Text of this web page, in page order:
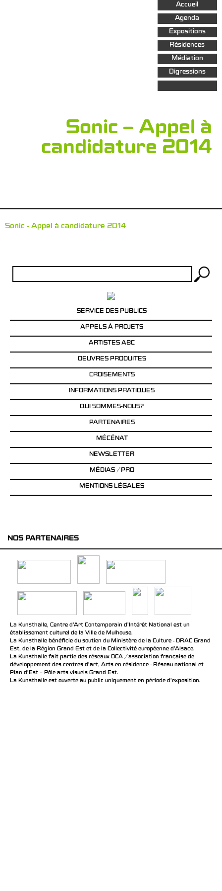
Aller au
contenu
principal
Accueil
Agenda
Expositions
Résidences
Médiation
Digressions
Sonic – Appel à
candidature 2014
Sonic - Appel à candidature 2014
SERVICE DES PUBLICS
APPELS À PROJETS
ARTISTES ABC
OEUVRES PRODUITES
CROISEMENTS
INFORMATIONS PRATIQUES
QUI SOMMES-NOUS?
PARTENAIRES
MÉCÉNAT
NEWSLETTER
MÉDIAS / PRO
MENTIONS LÉGALES
NOS PARTENAIRES
La Kunsthalle, Centre d’Art Contemporain d’Intérêt National est un
établissement culturel de la Ville de Mulhouse.
La Kunsthalle bénéficie du soutien du Ministère de la Culture - DRAC Grand
Est, de la Région Grand Est et de la Collectivité européenne d’Alsace.
La Kunsthalle fait partie des réseaux DCA / association française de
développement des centres d'art, Arts en résidence - Réseau national et
Plan d’Est – Pôle arts visuels Grand Est.
La Kunsthalle est ouverte au public uniquement en période d'exposition.